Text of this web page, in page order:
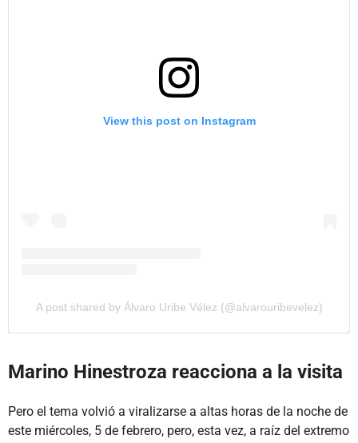
View this post on Instagram
A post shared by Álvaro Uribe Vélez (@alvarouribevelez)
Marino Hinestroza reacciona a la visita
Pero el tema volvió a viralizarse a altas horas de la noche de
este miércoles, 5 de febrero, pero, esta vez, a raíz del extremo